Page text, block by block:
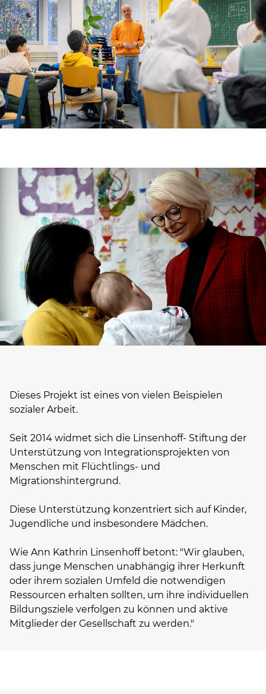
Dieses Projekt ist eines von vielen Beispielen
sozialer Arbeit.
Seit 2014 widmet sich die Linsenhoff- Stiftung der
Unterstützung von Integrationsprojekten von
Menschen mit Flüchtlings- und
Migrationshintergrund.
Diese Unterstützung konzentriert sich auf Kinder,
Jugendliche und insbesondere Mädchen.
Wie Ann Kathrin Linsenhoff betont: "Wir glauben,
dass junge Menschen unabhängig ihrer Herkunft
oder ihrem sozialen Umfeld die notwendigen
Ressourcen erhalten sollten, um ihre individuellen
Bildungsziele verfolgen zu können und aktive
Mitglieder der Gesellschaft zu werden."